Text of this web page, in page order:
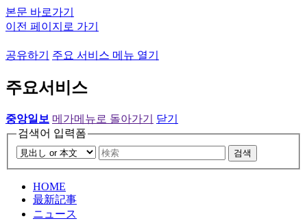
본문 바로가기
이전 페이지로 가기
공유하기 주요 서비스 메뉴 열기
주요서비스
중앙일보 메가메뉴로 돌아가기
닫기
검색어 입력폼
검색
HOME
最新記事
ニュース